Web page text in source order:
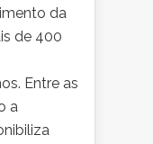
da
de 400
Entre as
a